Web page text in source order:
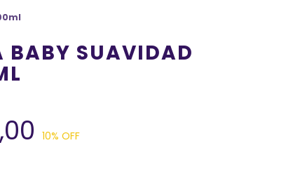
BABY SUAVIDAD
10% OFF